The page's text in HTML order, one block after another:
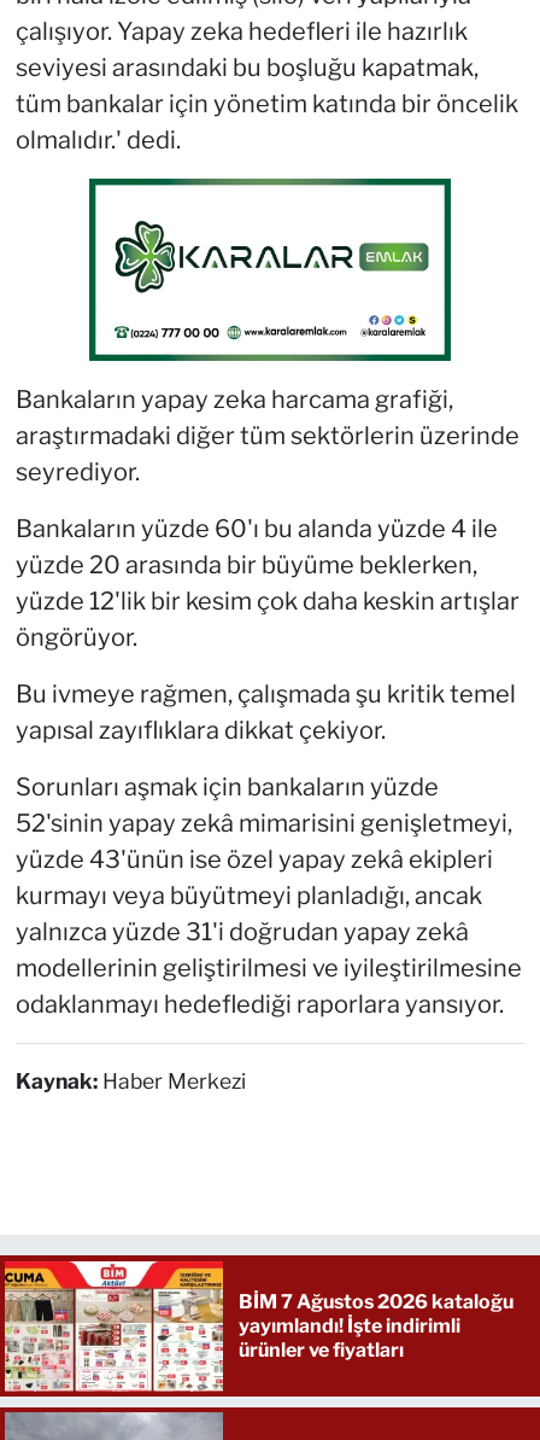
çalışıyor. Yapay zeka hedefleri ile hazırlık
seviyesi arasındaki bu boşluğu kapatmak,
tüm bankalar için yönetim katında bir öncelik
olmalıdır.' dedi.
Bankaların yapay zeka harcama grafiği,
araştırmadaki diğer tüm sektörlerin üzerinde
seyrediyor.
Bankaların yüzde 60'ı bu alanda yüzde 4 ile
yüzde 20 arasında bir büyüme beklerken,
yüzde 12'lik bir kesim çok daha keskin artışlar
öngörüyor.
Bu ivmeye rağmen, çalışmada şu kritik temel
yapısal zayıflıklara dikkat çekiyor.
Sorunları aşmak için bankaların yüzde
52'sinin yapay zekâ mimarisini genişletmeyi,
yüzde 43'ünün ise özel yapay zekâ ekipleri
kurmayı veya büyütmeyi planladığı, ancak
yalnızca yüzde 31'i doğrudan yapay zekâ
modellerinin geliştirilmesi ve iyileştirilmesine
odaklanmayı hedeflediği raporlara yansıyor.
Kaynak: Haber Merkezi
BİM 7 Ağustos 2026 kataloğu
yayımlandı! İşte indirimli
ürünler ve fiyatları